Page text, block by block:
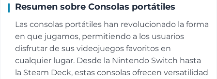
Resumen sobre Consolas portátiles
Las consolas portátiles han revolucionado la forma
en que jugamos, permitiendo a los usuarios
disfrutar de sus videojuegos favoritos en
cualquier lugar. Desde la Nintendo Switch hasta
la Steam Deck, estas consolas ofrecen versatilidad